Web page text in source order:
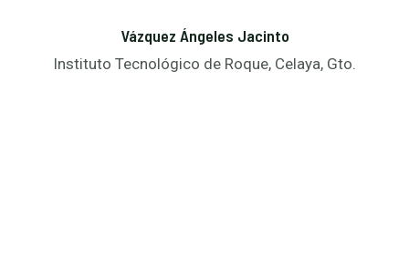
Vázquez Ángeles Jacinto
Instituto Tecnológico de Roque, Celaya, Gto.